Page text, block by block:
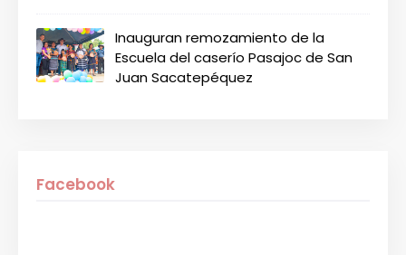
Inauguran remozamiento de la
Escuela del caserío Pasajoc de San
Juan Sacatepéquez
Facebook